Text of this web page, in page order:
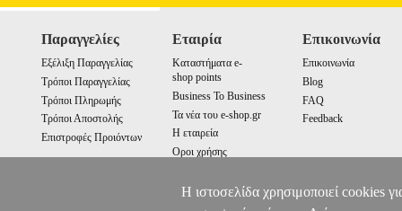
Παραγγελίες
Εξέλιξη Παραγγελίας
Τρόποι Παραγγελίας
Τρόποι Πληρωμής
Τρόποι Αποστολής
Επιστροφές Προιόντων
Εταιρία
Καταστήματα e-
shop points
Business To Business
Τα νέα του e-shop.gr
Η εταιρεία
Οροι χρήσης
Επικοινωνία
Επικοινωνία
Blog
FAQ
Feedback
Η ιστοσελίδα χρησιμοποιεί cookies